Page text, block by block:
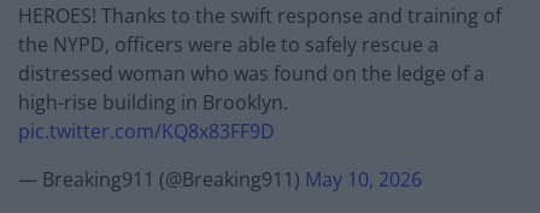
HEROES! Thanks to the swift response and training of
the NYPD, officers were able to safely rescue a
distressed woman who was found on the ledge of a
high-rise building in Brooklyn.
pic.twitter.com/KQ8x83FF9D
— Breaking911 (@Breaking911) May 10, 2026